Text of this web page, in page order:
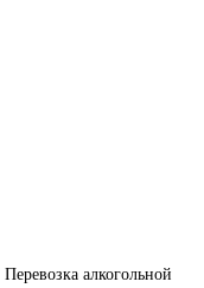
Перевозка алкогольной